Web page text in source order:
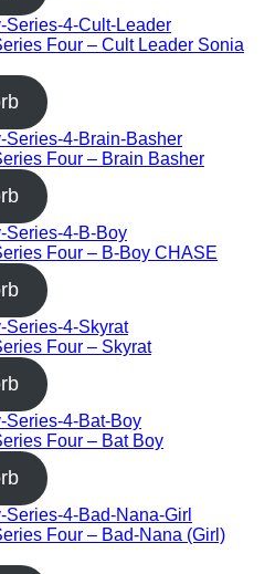
Four – Cult Leader Sonia
Four – Brain Basher
Four – B-Boy CHASE
Four – Skyrat
Four – Bat Boy
Four – Bad-Nana (Girl)